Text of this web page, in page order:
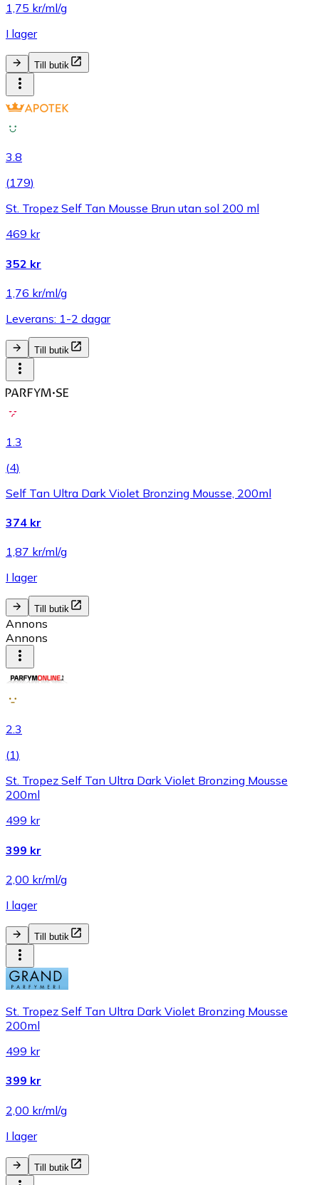
1,75 kr/ml/g
I lager
Till butik
3.8
(179)
St. Tropez Self Tan Mousse Brun utan sol 200 ml
469 kr
352 kr
1,76 kr/ml/g
Leverans: 1-2 dagar
Till butik
1.3
(4)
Self Tan Ultra Dark Violet Bronzing Mousse, 200ml
374 kr
1,87 kr/ml/g
I lager
Till butik
Annons
Annons
2.3
(1)
St. Tropez Self Tan Ultra Dark Violet Bronzing Mousse
200ml
499 kr
399 kr
2,00 kr/ml/g
I lager
Till butik
St. Tropez Self Tan Ultra Dark Violet Bronzing Mousse
200ml
499 kr
399 kr
2,00 kr/ml/g
I lager
Till butik